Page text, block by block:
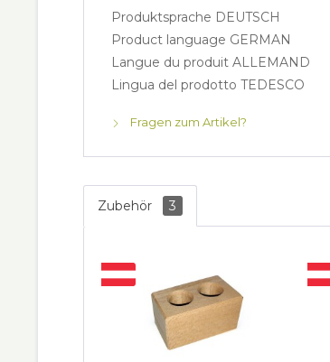
Produktsprache DEUTSCH
Product language GERMAN
Langue du produit ALLEMAND
Lingua del prodotto TEDESCO
Fragen zum Artikel?
Zubehör 3